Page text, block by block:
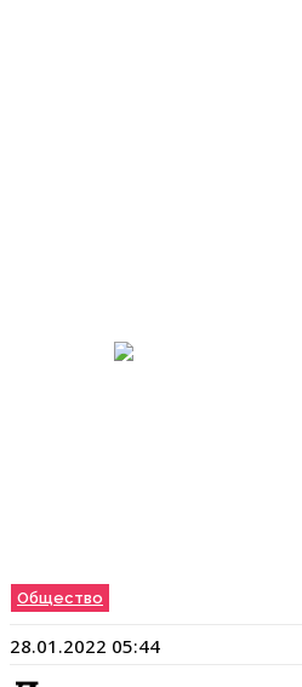
Общество
28.01.2022 05:44